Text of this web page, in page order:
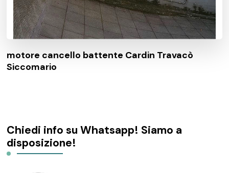
motore cancello battente Cardin Travacò
Siccomario
Chiedi info su Whatsapp! Siamo a
disposizione!